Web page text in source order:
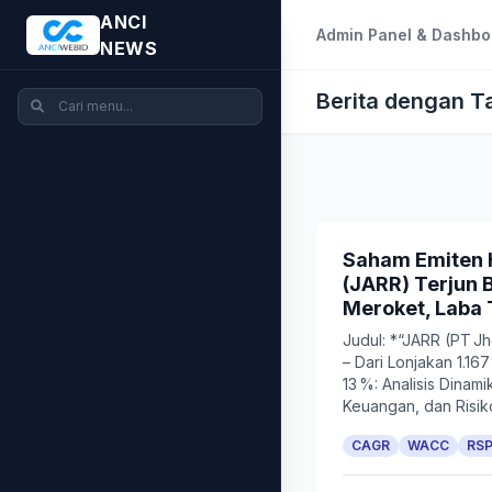
ANCI
NEWS
Admin Panel &
Berita dengan
Saham Emiten
(JARR) Terjun
Meroket, Laba
Judul: *“JARR (PT
– Dari Lonjakan
13 %: Analisis
Keuangan, dan
CAGR WACC